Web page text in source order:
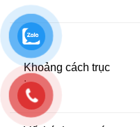
Khoảng cách trục
: